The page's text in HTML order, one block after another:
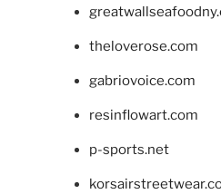
theloverose.com
gabriovoice.com
resinflowart.com
p-sports.net